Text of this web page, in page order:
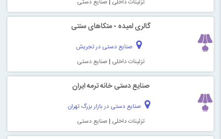
تزئینات داخلی | صنایع دستی
گالری لمیده - متکاهای سنتی
صنایع دستی در تجریش
تزئینات داخلی | صنایع دستی
صنایع دستی خانه ترمه ایران
صنایع دستی در بازار بزرگ تهران
تزئینات داخلی | صنایع دستی